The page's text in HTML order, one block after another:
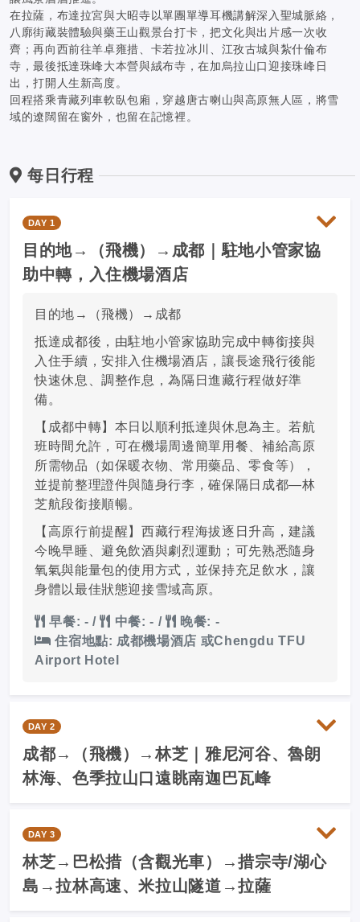
在拉薩，布達拉宮與大昭寺以單團單導耳機講解深入聖城脈絡，
八廓街藏裝體驗與藥王山觀景台打卡，把文化與出片感一次收
齊；再向西前往羊卓雍措、卡若拉冰川、江孜古城與紮什倫布
寺，最後抵達珠峰大本營與絨布寺，在加烏拉山口迎接珠峰日
出，打開人生新高度。
回程搭乘青藏列車軟臥包廂，穿越唐古喇山與高原無人區，將雪
域的遼闊留在窗外，也留在記憶裡。
每日行程
DAY 1
目的地→（飛機）→成都｜駐地小管家協
助中轉，入住機場酒店
目的地→（飛機）→成都
抵達成都後，由駐地小管家協助完成中轉銜接與
入住手續，安排入住機場酒店，讓長途飛行後能
快速休息、調整作息，為隔日進藏行程做好準
備。
【成都中轉】本日以順利抵達與休息為主。若航
班時間允許，可在機場周邊簡單用餐、補給高原
所需物品（如保暖衣物、常用藥品、零食等），
並提前整理證件與隨身行李，確保隔日成都—林
芝航段銜接順暢。
【高原行前提醒】西藏行程海拔逐日升高，建議
今晚早睡、避免飲酒與劇烈運動；可先熟悉隨身
氧氣與能量包的使用方式，並保持充足飲水，讓
身體以最佳狀態迎接雪域高原。
早餐: -/ 中餐: - /
晚餐: -
住宿地點: 成都機場酒店 或Chengdu TFU
Airport Hotel
DAY 2
成都→（飛機）→林芝｜雅尼河谷、魯朗
林海、色季拉山口遠眺南迦巴瓦峰
DAY 3
林芝→巴松措（含觀光車）→措宗寺/湖心
島→拉林高速、米拉山隧道→拉薩